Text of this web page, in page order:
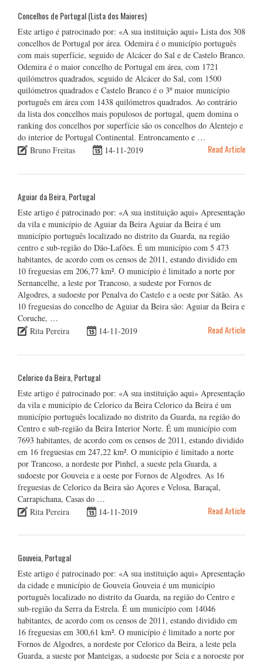
Concelhos de Portugal (Lista dos Maiores)
Este artigo é patrocinado por: «A sua instituição aqui» Lista dos 308
concelhos de Portugal por área. Odemira é o município português
com mais superfície, seguido de Alcácer do Sal e de Castelo Branco.
Odemira é o maior concelho de Portugal em área, com 1721
quilómetros quadrados, seguido de Alcácer do Sal, com 1500
quilómetros quadrados e Castelo Branco é o 3º maior município
português em área com 1438 quilómetros quadrados. Ao contrário
da lista dos concelhos mais populosos de portugal, quem domina o
ranking dos concelhos por superfície são os concelhos do Alentejo e
do interior de Portugal Continental. Entroncamento e …
Bruno Freitas
14-11-2019 Read Article
Aguiar da Beira, Portugal
Este artigo é patrocinado por: «A sua instituição aqui» Apresentação
da vila e município de Aguiar da Beira Aguiar da Beira é um
município português localizado no distrito da Guarda, na região
centro e sub-região do Dão-Lafões. É um município com 5 473
habitantes, de acordo com os censos de 2011, estando dividido em
10 freguesias em 206,77 km². O município é limitado a norte por
Sernancelhe, a leste por Trancoso, a sudeste por Fornos de
Algodres, a sudoeste por Penalva do Castelo e a oeste por Sátão. As
10 freguesias do concelho de Aguiar da Beira são: Aguiar da Beira e
Coruche, …
Rita Pereira
14-11-2019 Read Article
Celorico da Beira, Portugal
Este artigo é patrocinado por: «A sua instituição aqui» Apresentação
da vila e município de Celorico da Beira Celorico da Beira é um
município português localizado no distrito da Guarda, na região do
Centro e sub-região da Beira Interior Norte. É um município com
7693 habitantes, de acordo com os censos de 2011, estando dividido
em 16 freguesias em 247,22 km². O município é limitado a norte
por Trancoso, a nordeste por Pinhel, a sueste pela Guarda, a
sudoeste por Gouveia e a oeste por Fornos de Algodres. As 16
freguesias de Celorico da Beira são Açores e Velosa, Baraçal,
Carrapichana, Casas do …
Rita Pereira
14-11-2019 Read Article
Gouveia, Portugal
Este artigo é patrocinado por: «A sua instituição aqui» Apresentação
da cidade e município de Gouveia Gouveia é um município
português localizado no distrito da Guarda, na região do Centro e
sub-região da Serra da Estrela. É um município com 14046
habitantes, de acordo com os censos de 2011, estando dividido em
16 freguesias em 300,61 km². O município é limitado a norte por
Fornos de Algodres, a nordeste por Celorico da Beira, a leste pela
Guarda, a sueste por Manteigas, a sudoeste por Seia e a noroeste por